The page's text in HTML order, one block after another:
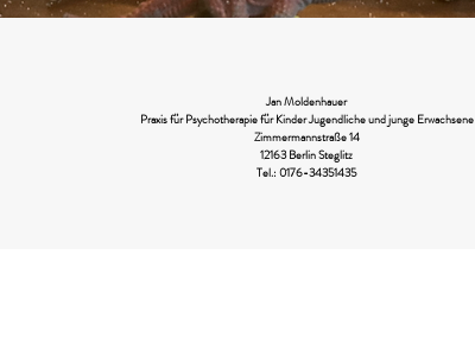
Jan Moldenhauer
Praxis für Psychotherapie für KinderJugendliche und junge Erwachsene
Zimmermannstraße 14
12163 Berlin Steglitz
Tel.: 0176-34351435